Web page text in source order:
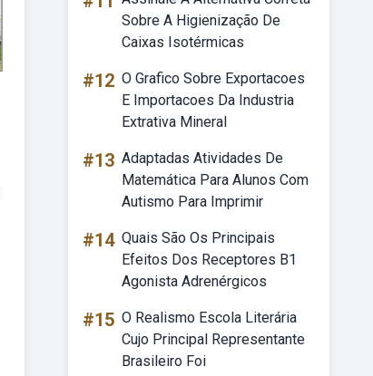
Sobre A Higienização De
Caixas Isotérmicas
#12 O Grafico Sobre Exportacoes
E Importacoes Da Industria
Extrativa Mineral
#13 Adaptadas Atividades De
Matemática Para Alunos Com
Autismo Para Imprimir
#14 Quais São Os Principais
Efeitos Dos Receptores B1
Agonista Adrenérgicos
#15 O Realismo Escola Literária
Cujo Principal Representante
Brasileiro Foi